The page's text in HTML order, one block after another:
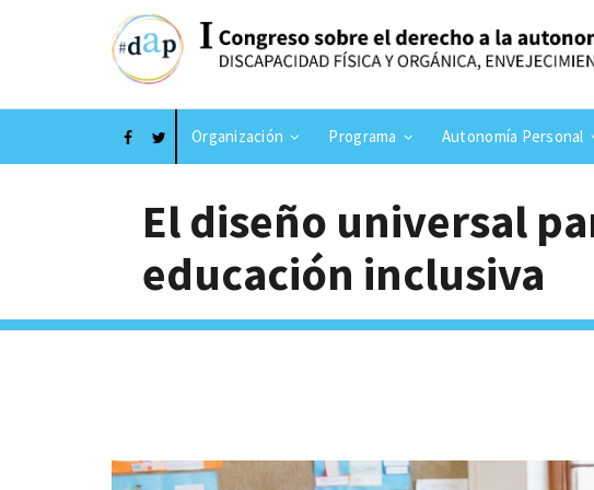
Organización Programa Autonomía Personal
El diseño universal
educación inclusiva